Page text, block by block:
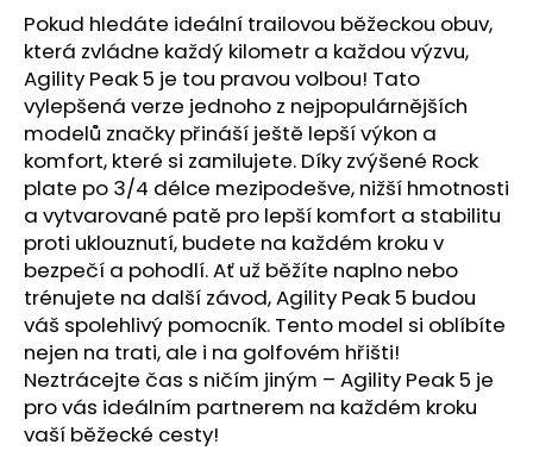
hvězdiček.
Pokud hledáte ideální trailovou běžeckou obuv,
která zvládne každý kilometr a každou výzvu,
Agility Peak 5 je tou pravou volbou! Tato
vylepšená verze jednoho z nejpopulárnějších
modelů značky přináší ještě lepší výkon a
komfort, které si zamilujete. Díky zvýšené Rock
plate po 3/4 délce mezipodešve, nižší hmotnosti
a vytvarované patě pro lepší komfort a stabilitu
proti uklouznutí, budete na každém kroku v
bezpečí a pohodlí. Ať už běžíte naplno nebo
trénujete na další závod, Agility Peak 5 budou
váš spolehlivý pomocník. Tento model si oblíbíte
nejen na trati, ale i na golfovém hřišti!
Neztrácejte čas s ničím jiným – Agility Peak 5 je
pro vás ideálním partnerem na každém kroku
vaší běžecké cesty!
HLEDAT
D
o
p
o
r
u
č
u
j
e
m